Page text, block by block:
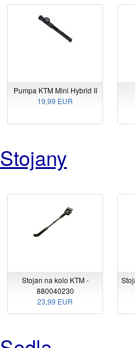
Pumpa KTM Mini Hybrid II
19,99 EUR
Stojany
Stojan na kolo KTM -
880040230
23,99 EUR